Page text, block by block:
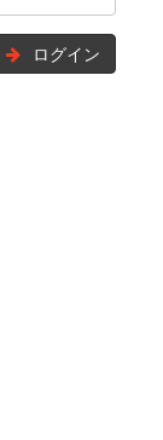
ログイン